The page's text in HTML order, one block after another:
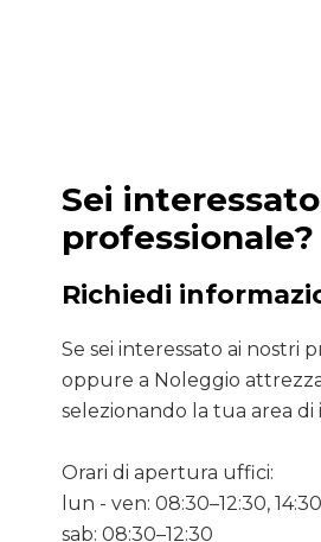
Sei
professionale?
Richiedi
Se sei interessato ai nostri
oppure a Noleggio
selezionando la tua area di
Orari di apertura uffici:
lun - ven: 08:30–12:30,
sab: 08:30–12:30